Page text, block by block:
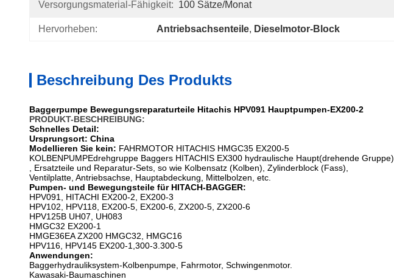
Versorgungsmaterial-Fähigkeit: 100 Sätze/Monat
Hervorheben: Antriebsachsenteile, Dieselmotor-Block
Beschreibung Des Produkts
Baggerpumpe Bewegungsreparaturteile Hitachis HPV091 Hauptpumpen-EX200-2
PRODUKT-BESCHREIBUNG:
Schnelles Detail:
Ursprungsort: China
Modellieren Sie kein: FAHRMOTOR HITACHIS HMGC35 EX200-5
KOLBENPUMPEdrehgruppe Baggers HITACHIS EX300 hydraulische Haupt(drehende Gruppe)
, Ersatzteile und Reparatur-Sets, so wie Kolbensatz (Kolben), Zylinderblock (Fass),
Ventilplatte, Antriebsachse, Hauptabdeckung, Mittelbolzen, etc.
Pumpen- und Bewegungsteile für HITACH-BAGGER:
HPV091, HITACHI EX200-2, EX200-3
HPV102, HPV118, EX200-5, EX200-6, ZX200-5, ZX200-6
HPV125B UH07, UH083
HMGC32 EX200-1
HMGE36EA ZX200 HMGC32, HMGC16
HPV116, HPV145 EX200-1,300-3.300-5
Anwendungen:
Baggerhydrauliksystem-Kolbenpumpe, Fahrmotor, Schwingenmotor.
Kawasaki-Baumaschinen